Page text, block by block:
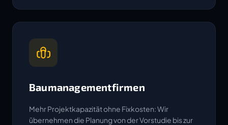
Baumanagementfirmen
Mehr Projektkapazität ohne Fixkosten: Wir
übernehmen die Planung von der Vorstudie bis zur